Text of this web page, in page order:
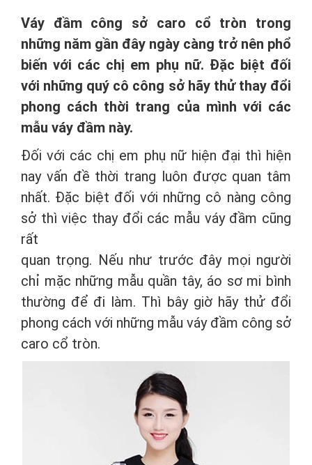
Váy đầm công sở caro cổ tròn trong
những năm gần đây ngày càng trở nên phổ
biến với các chị em phụ nữ. Đặc biệt đối
với những quý cô công sở hãy thử thay đổi
phong cách thời trang của mình với các
mẫu váy đầm này.
Đối với các chị em phụ nữ hiện đại thì hiện
nay vấn đề thời trang luôn được quan tâm
nhất. Đặc biệt đối với những cô nàng công
sở thì việc thay đổi các mẫu váy đầm cũng
rất
quan trọng. Nếu như trước đây mọi người
chỉ mặc những mẫu quần tây, áo sơ mi bình
thường để đi làm. Thì bây giờ hãy thử đổi
phong cách với những mẫu váy đầm công sở
caro cổ tròn.